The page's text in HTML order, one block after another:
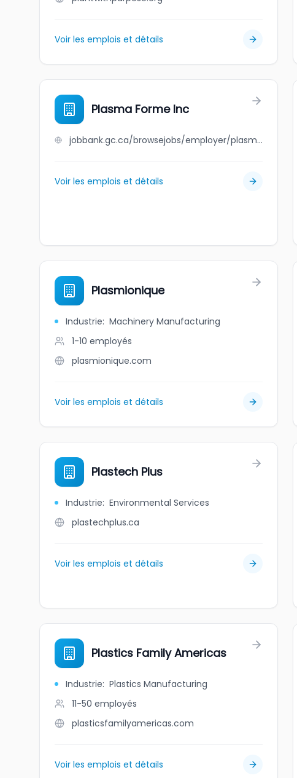
Voir les emplois et détails
Plasma Forme Inc
jobbank.gc.ca/browsejobs/employer/plasma+forme+inc/ca
Voir les emplois et détails
Plasmionique
Industrie: Machinery Manufacturing
1-10 employés
plasmionique.com
Voir les emplois et détails
Plastech Plus
Industrie: Environmental Services
plastechplus.ca
Voir les emplois et détails
Plastics Family Americas
Industrie: Plastics Manufacturing
11-50 employés
plasticsfamilyamericas.com
Voir les emplois et détails